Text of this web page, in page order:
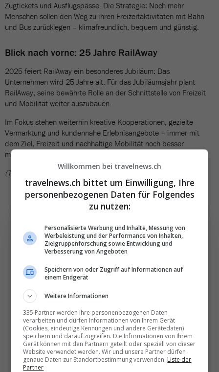
Zugtickets und Ausflugspässe. Die Strategie: Noch mehr
Menschen sollen den Weg zu ihren Freizeitaktivitäten mit Bahn
und Bus zurücklegen – klimafreundlich, bequem und günstig.
Blick nach vorne: 25 Jahre RailAway
2025 feiert RailAway ein besonderes Jubiläum: Das
Unternehmen wird 25 Jahre alt. Für das Jubiläumsjahr plant
RailAway, seine bewährte Rolle an der Schnittstelle von Freizeit
und Mobilität weiter auszubauen.
Im Fokus stehen weiterhin kreative Kooperationen, gezielte
Vermarktung und kundennahe Erlebnisangebote – immer mit
dem Ziel, Freizeit und nachhaltige Mobilität noch besser
miteinander zu verbinden.
(TN)
besten News direkt in
Ihr E‑Mail-Postfach
Täglich oder wöchentlich, mit mehr Insights oder
weniger. Bei Travel­news haben Sie die Wahl.
NEWSLETTER ENTDECKEN
Willkommen bei travelnews.ch
travelnews.ch bittet um Einwilligung, Ihre
personenbezogenen Daten für Folgendes
zu nutzen:
Personalisierte Werbung und Inhalte, Messung von
Werbeleistung und der Performance von Inhalten,
Zielgruppenforschung sowie Entwicklung und
Verbesserung von Angeboten
Speichern von oder Zugriff auf Informationen auf
einem Endgerät
Weitere Informationen
335 Partner werden Ihre personenbezogenen Daten
verarbeiten und dürfen Informationen von Ihrem Gerät
(Cookies, eindeutige Kennungen und andere Gerätedaten)
speichern und darauf zugreifen. Die Informationen von Ihrem
Gerät können mit den Partnern geteilt oder speziell von dieser
Website verwendet werden. Wir und unsere Partner dürfen
genaue Daten zur Standortbestimmung verwenden. Liste der
Partner